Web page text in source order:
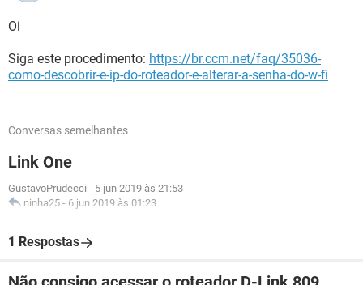
Oi
Siga este procedimento: https://br.ccm.net/faq/35036-
como-descobrir-e-ip-do-roteador-e-alterar-a-senha-do-w-fi
Conversas semelhantes
Link One
GustavoPrudecci - 5 jun 2019 às 21:53
ninha25 - 6 jun 2019 às 01:23
1 Respostas